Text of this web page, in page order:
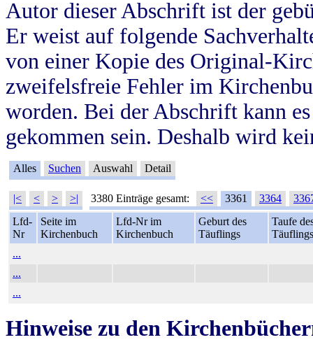
Autor dieser Abschrift ist der
Er weist auf folgende
von einer Kopie des Original-
zweifelsfreie Fehler im
worden. Bei der Abschrift kann
gekommen sein. Deshalb wird
Alles Suchen Auswahl Detail
|< < > >| 3380 Einträge gesamt: << 3361 3364
Lfd-
Nr
Seite im
Kirchenbuch
Lfd-Nr im
Kirchenbuch
Geburt des
Täuflings
Taufe
Täuflings
...
...
...
Hinweise zu den